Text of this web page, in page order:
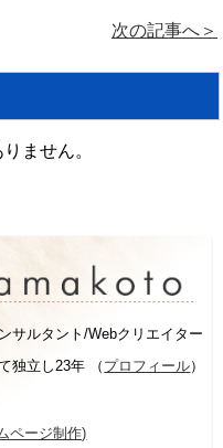
次の記事へ＞
ません。
サルタント/Webクリエイター
独立し23年 （ プロフィール）
ページ制作)